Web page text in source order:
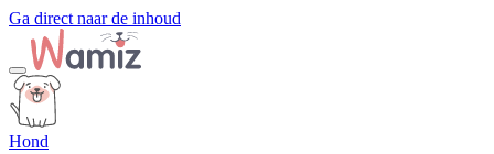
Ga direct naar de inhoud
Hond